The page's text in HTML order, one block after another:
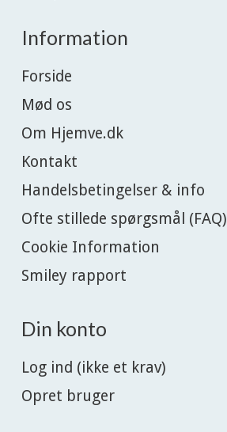
Information
Forside
Mød os
Om Hjemve.dk
Kontakt
Handelsbetingelser & info
Ofte stillede spørgsmål (FAQ)
Cookie Information
Smiley rapport
Din konto
Log ind (ikke et krav)
Opret bruger